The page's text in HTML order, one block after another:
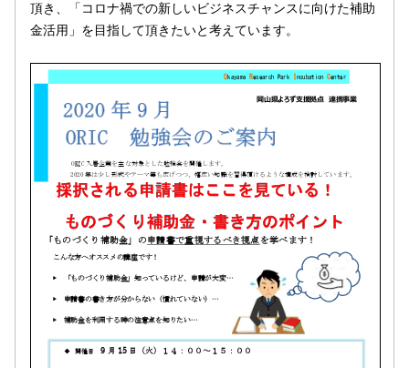
頂き、「コロナ禍での新しいビジネスチャンスに向けた補助
金活用」を目指して頂きたいと考えています。